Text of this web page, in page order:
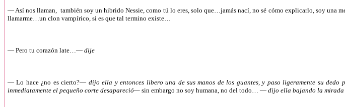
— Así nos llaman, también soy un hibrido Nessie, como tú lo eres, solo que…jamás nací, no sé cómo explicarlo, soy una
llamarme…un clon vampírico, si es que tal termino existe…
— Pero tu corazón late…— dije
— Lo hace ¿no es cierto?— dijo ella y entonces libero una de sus manos de los guantes, y paso ligeramente su dedo
inmediatamente el pequeño corte desapareció— sin embargo no soy humana, no del todo… — dijo ella bajando la mirada